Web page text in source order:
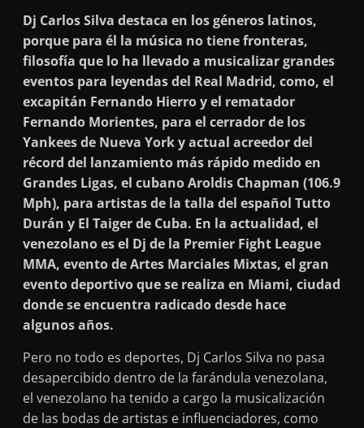
Dj Carlos Silva destaca en los géneros latinos,
porque para él la música no tiene fronteras,
filosofía que lo ha llevado a musicalizar grandes
eventos para leyendas del Real Madrid, como, el
excapitán Fernando Hierro y el rematador
Fernando Morientes, para el cerrador de los
Yankees de Nueva York y actual acreedor del
récord del lanzamiento más rápido medido en
Grandes Ligas, el cubano Aroldis Chapman (106.9
Mph), para artistas de la talla del español Tutto
Durán y El Taiger de Cuba. En la actualidad, el
venezolano es el Dj de la Premier Fight League
MMA, evento de Artes Marciales Mixtas, el gran
evento deportivo que se realiza en Miami, ciudad
donde se encuentra radicado desde hace
algunos años.
Pero no todo es deportes, Dj Carlos Silva no pasa
desapercibido dentro de la farándula venezolana,
el venezolano ha tenido a cargo la musicalización
de las bodas de artistas e influenciadores, como